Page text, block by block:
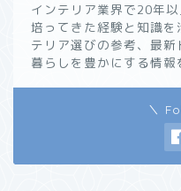
インテリア業界で20年
培ってきた経験と知識
テリア選びの参考、最
暮らしを豊かにする情報
＼